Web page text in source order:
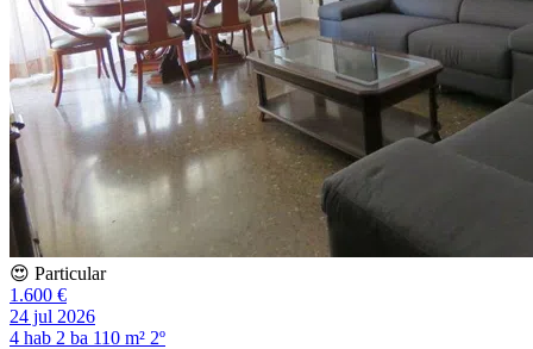
😍 Particular
1.600 €
24 jul 2026
4 hab 2 ba 110 m² 2º